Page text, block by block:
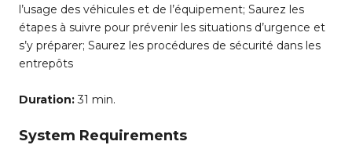
l’usage des véhicules et de l’équipement; Saurez les
étapes à suivre pour prévenir les situations d’urgence et
s’y préparer; Saurez les procédures de sécurité dans les
entrepôts
Duration:31 min.
System Requirements